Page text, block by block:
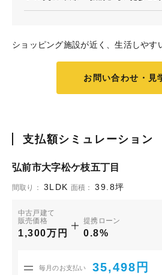
ショッピング施設が近く、生活しやす
お問い合わせ・見
支払額シミュレーション
弘前市大字松ケ枝五丁目
間取り： 3LDK 面積： 39.8坪
中古戸建て
販売価格
1,300万円
提携ローン
0.8%
毎月のお支払い 35,498円